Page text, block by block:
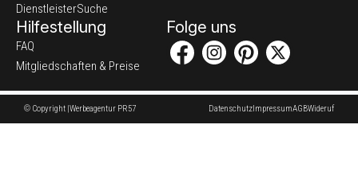
DienstleisterSuche
Hilfestellung
FAQ
Mitgliedschaften & Preise
Folge uns
© Copyright |Werbeagentur PR57 DatenschutzImpressumAGBWideruf